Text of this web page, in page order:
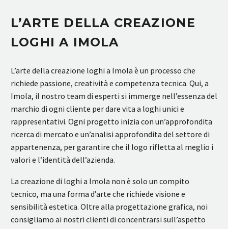
L’ARTE DELLA CREAZIONE
LOGHI A IMOLA
L’arte della creazione loghi a Imola è un processo che
richiede passione, creatività e competenza tecnica. Qui, a
Imola, il nostro team di esperti si immerge nell’essenza del
marchio di ogni cliente per dare vita a loghi unici e
rappresentativi. Ogni progetto inizia con un’approfondita
ricerca di mercato e un’analisi approfondita del settore di
appartenenza, per garantire che il logo rifletta al meglio i
valori e l’identità dell’azienda.
La creazione di loghi a Imola non è solo un compito
tecnico, ma una forma d’arte che richiede visione e
sensibilità estetica. Oltre alla progettazione grafica, noi
consigliamo ai nostri clienti di concentrarsi sull’aspetto